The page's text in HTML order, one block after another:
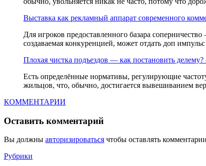
Выставка как рекламный аппарат современного
Для игроков предоставленного базара
создаваемая конкуренцией, может отдать доп
Плохая чистка подъездов — как постановить
Есть определённые нормативы, регулирующие
жильцов, что, обычно, достигается вывешиванием
КОММЕНТАРИИ
Оставить комментарий
Вы должны авторизироваться чтобы оставлять
Рубрики